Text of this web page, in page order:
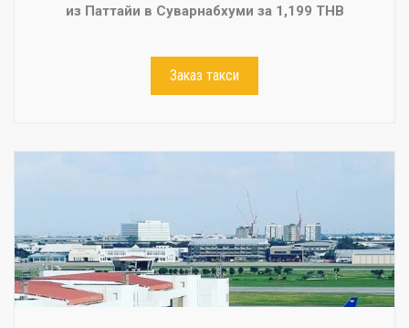
из Паттайи в Суварнабхуми за 1,199 THB
Заказ такси